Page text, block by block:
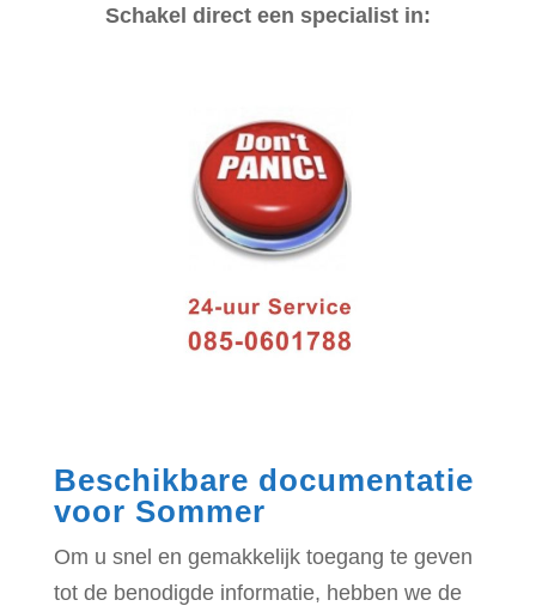
Schakel direct een specialist in:
Beschikbare documentatie
voor Sommer
Om u snel en gemakkelijk toegang te geven
tot de benodigde informatie, hebben we de